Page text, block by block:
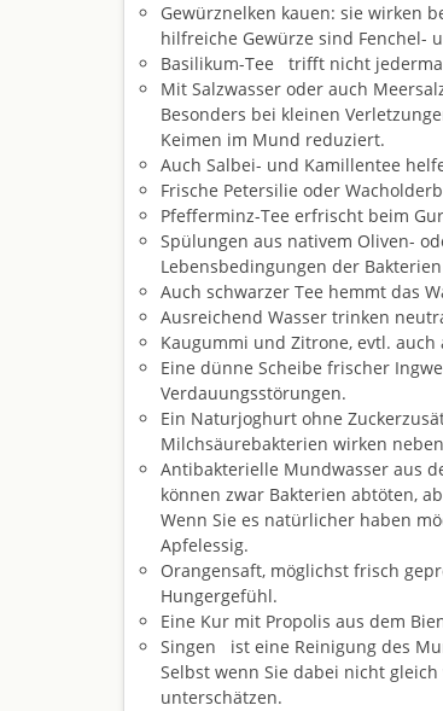
Gewürznelken kauen: sie wirken
hilfreiche Gewürze sind Fenchel-
Basilikum-Tee trifft nicht
Mit Salzwasser oder auch
Besonders bei kleinen
Keimen im Mund reduziert.
Auch Salbei- und Kamillentee
Frische Petersilie oder
Pfefferminz-Tee erfrischt beim
Spülungen aus nativem Oliven-
Lebensbedingungen der
Auch schwarzer Tee hemmt das
Ausreichend Wasser trinken
Kaugummi und Zitrone, evtl.
Eine dünne Scheibe frischer
Verdauungsstörungen.
Ein Naturjoghurt ohne
Milchsäurebakterien wirken
Antibakterielle Mundwasser aus
können zwar Bakterien abtöten,
Wenn Sie es natürlicher haben
Apfelessig.
Orangensaft, möglichst frisch
Hungergefühl.
Eine Kur mit Propolis aus dem
Singen ist eine Reinigung des
Selbst wenn Sie dabei nicht
unterschätzen.